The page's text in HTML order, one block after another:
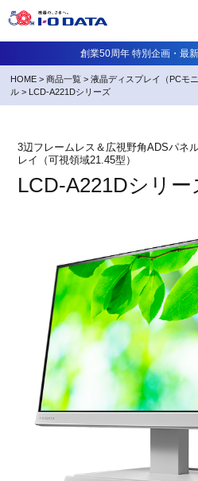
創業50周年 特別企画・最
HOME >商品一覧 >液晶ディスプレイ（PCモニ
ル > LCD-A221Dシリーズ
3辺フレームレス＆広視野角ADSパ
レイ（可視領域21.45型）
LCD-A221Dシリー